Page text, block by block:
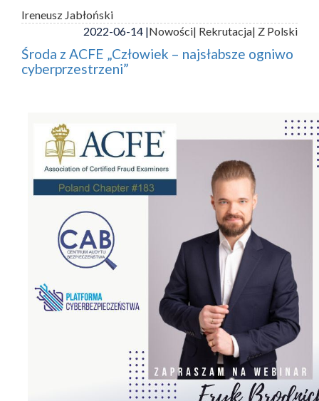
Ireneusz Jabłoński
2022-06-14 |Nowości| Rekrutacja| Z Polski
Środa z ACFE „Człowiek – najsłabsze ogniwo
cyberprzestrzeni”